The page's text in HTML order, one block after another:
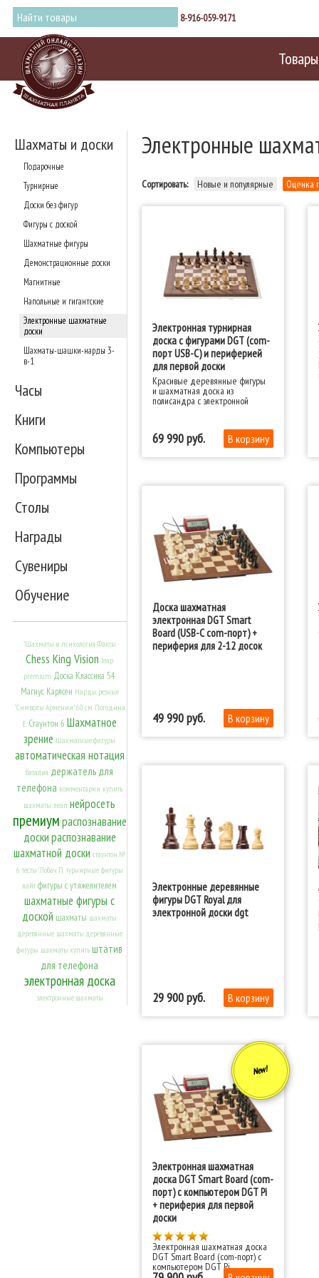
8-916-059-9171
Товары
Шахматы и доски
Подарочные
Турнирные
Доски без фигур
Фигуры с доской
Шахматные фигуры
Демонстрационные доски
Магнитные
Напольные и гигантские
Электронные шахматные
доски
Шахматы-шашки-нарды 3-
в-1
Часы
Книги
Компьютеры
Программы
Столы
Награды
Сувениры
Обучение
"Шахматы и психология. Факты
Chess King Vision leap
premium Доска Классика 54
Магнус Карлсен Нарды резные
"Символы Армении" 60 см Погодина
Е. Стаунтон 6 Шахматное
зрение Шахматные фигуры
автоматическая нотация
баталия держатель для
телефона комментарии купить
шахматы леап нейросеть
премиумраспознавание
доскираспознавание
шахматной доски стаунтон №
6 тесты" Лобач П. турнирные фигуры
лайт фигуры с утяжелителем
шахматные фигуры с
доской шахматы шахматы
деревянные шахматы деревянные
фигуры шахматы купить штатив
для телефона
электронная доска
электронные шахматы
Электронные
Сортировать: Новые и популярные Оценка
Электронная турнирная
доска с фигурами DGT (com-
порт USB-C) и периферией
для первой доски
Красивые деревянные фигуры
и шахматная доска из
полисандра с электронной
начинкой внутри
69 990
Доска шахматная
электронная DGT Smart
Board (USB-C com-порт) +
периферия для 2-12 досок
49 990
Электронные деревянные
фигуры DGT Royal для
электронной доски dgt
29 900
New!
Электронная шахматная
доска DGT Smart Board (com-
порт) с компьютером DGT Pi
+ периферия для первой
доски
Электронная шахматная доска
DGT Smart Board (com-порт) с
компьютером DGT Pi